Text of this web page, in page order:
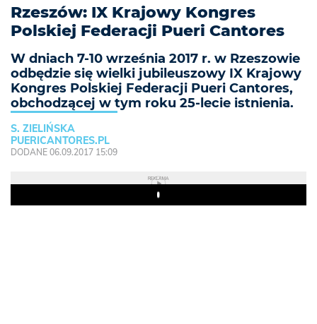
Rzeszów: IX Krajowy Kongres
Polskiej Federacji Pueri Cantores
W dniach 7-10 września 2017 r. w Rzeszowie
odbędzie się wielki jubileuszowy IX Krajowy
Kongres Polskiej Federacji Pueri Cantores,
obchodzącej w tym roku 25-lecie istnienia.
S. ZIELIŃSKA
PUERICANTORES.PL
DODANE 06.09.2017 15:09
REKLAMA
Play